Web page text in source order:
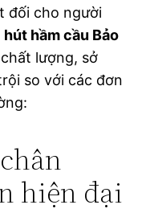
đối cho người
hút hầm cầu Bảo
lượng, sở
so với các đơn
hiện đại